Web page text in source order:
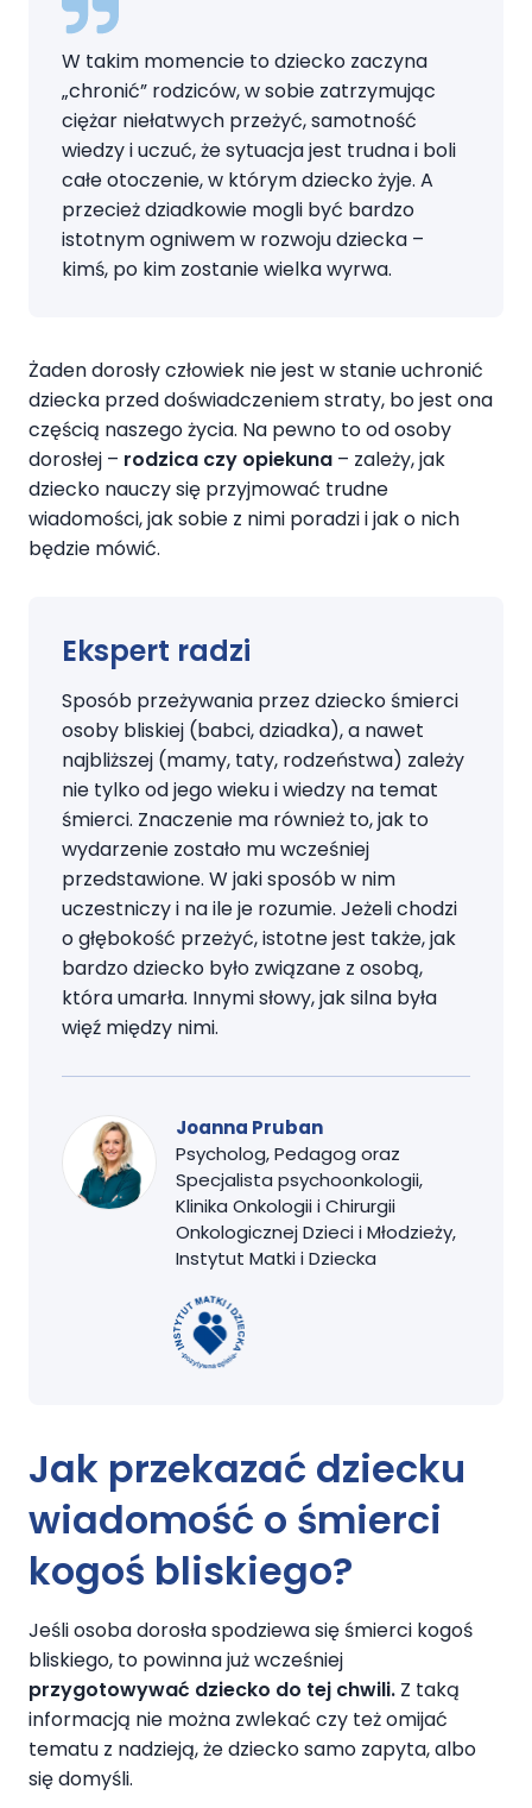
W takim momencie to dziecko zaczyna
„chronić” rodziców, w sobie zatrzymując
ciężar niełatwych przeżyć, samotność
wiedzy i uczuć, że sytuacja jest trudna i boli
całe otoczenie, w którym dziecko żyje. A
przecież dziadkowie mogli być bardzo
istotnym ogniwem w rozwoju dziecka –
kimś, po kim zostanie wielka wyrwa.
Żaden dorosły człowiek nie jest w stanie uchronić
dziecka przed doświadczeniem straty, bo jest ona
częścią naszego życia. Na pewno to od osoby
dorosłej – rodzica czy opiekuna – zależy, jak
dziecko nauczy się przyjmować trudne
wiadomości, jak sobie z nimi poradzi i jak o nich
będzie mówić.
Ekspert radzi
Sposób przeżywania przez dziecko śmierci
osoby bliskiej (babci, dziadka), a nawet
najbliższej (mamy, taty, rodzeństwa) zależy
nie tylko od jego wieku i wiedzy na temat
śmierci. Znaczenie ma również to, jak to
wydarzenie zostało mu wcześniej
przedstawione. W jaki sposób w nim
uczestniczy i na ile je rozumie. Jeżeli chodzi
o głębokość przeżyć, istotne jest także, jak
bardzo dziecko było związane z osobą,
która umarła. Innymi słowy, jak silna była
więź między nimi.
Joanna Pruban
Psycholog, Pedagog oraz
Specjalista psychoonkologii,
Klinika Onkologii i Chirurgii
Onkologicznej Dzieci i Młodzieży,
Instytut Matki i Dziecka
Jak przekazać dziecku
wiadomość o śmierci
kogoś bliskiego?
Jeśli osoba dorosła spodziewa się śmierci kogoś
bliskiego, to powinna już wcześniej
przygotowywać dziecko do tej chwili. Z taką
informacją nie można zwlekać czy też omijać
tematu z nadzieją, że dziecko samo zapyta, albo
się domyśli.